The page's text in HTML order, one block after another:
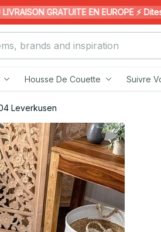
GRATUITE EN EUROPE ⚡️ Dites
Housse De Couette Suivre
Leverkusen